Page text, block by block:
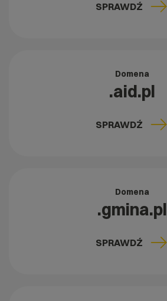
SPRAWDŹ
Domena
.aid.pl
SPRAWDŹ
Domena
.gmina.pl
SPRAWDŹ